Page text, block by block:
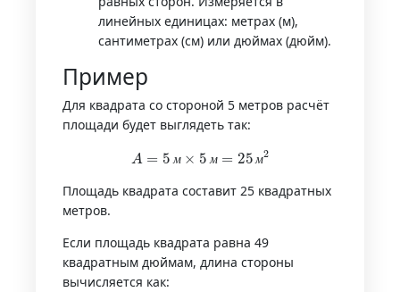
линейных единицах: метрах (м),
сантиметрах (см) или дюймах (дюйм).
Пример
Для квадрата со стороной 5 метров расчёт
площади будет выглядеть так:
5 5 м м2
Площадь квадрата составит 25 квадратных
метров.
Если площадь квадрата равна 49
квадратным дюймам, длина стороны
вычисляется как: